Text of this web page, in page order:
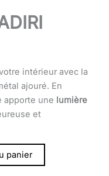
intérieur avec la
ajouré. En
apporte une lumière
et
panier